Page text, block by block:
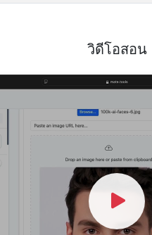
วิดีโอสอน
Watch Video